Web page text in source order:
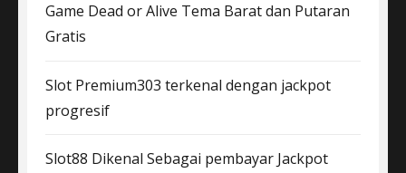
Game Dead or Alive Tema Barat dan Putaran
Gratis
Slot Premium303 terkenal dengan jackpot
progresif
Slot88 Dikenal Sebagai pembayar Jackpot